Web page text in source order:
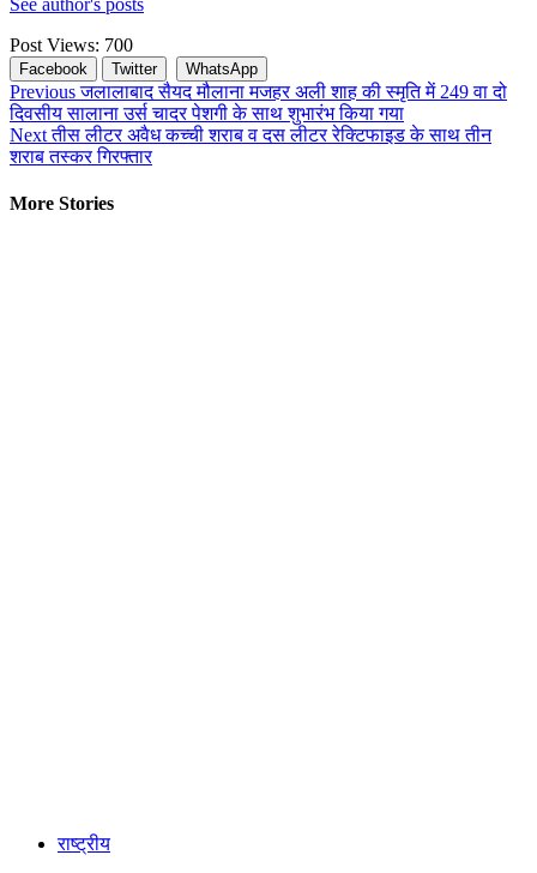
Post Views: 700
Facebook Twitter WhatsApp
Continue
Reading
Previousजलालाबाद सैयद मौलाना मजहर अली शाह की स्मृति में 249 वा दो
दिवसीय सालाना उर्स चादर पेशगी के साथ शुभारंभ किया गया
Nextतीस लीटर अवैध कच्ची शराब व दस लीटर रेक्टिफाइड के साथ तीन
शराब तस्कर गिरफ्तार
More Stories
राष्ट्रीय